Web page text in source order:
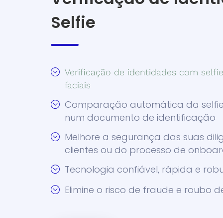
Selfie
Verificação de identidades com
faciais
Comparação automática da
num documento de identificação
Melhore a segurança das suas
clientes ou do processo de
Tecnologia confiável, rápida e
Elimine o risco de fraude e roubo